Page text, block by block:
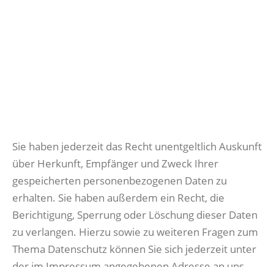
Sie haben jederzeit das Recht unentgeltlich Auskunft
über Herkunft, Empfänger und Zweck Ihrer
gespeicherten personenbezogenen Daten zu
erhalten. Sie haben außerdem ein Recht, die
Berichtigung, Sperrung oder Löschung dieser Daten
zu verlangen. Hierzu sowie zu weiteren Fragen zum
Thema Datenschutz können Sie sich jederzeit unter